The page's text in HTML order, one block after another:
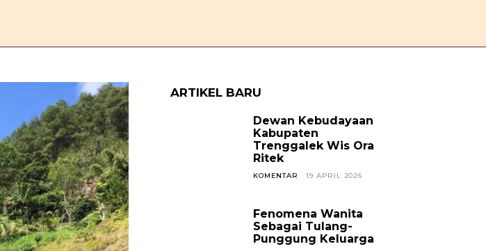
ARTIKEL BARU
Dewan Kebudayaan
Kabupaten
Trenggalek Wis Ora
Ritek
KOMENTAR 19 APRIL 2026
Fenomena Wanita
Sebagai Tulang-
Punggung Keluarga